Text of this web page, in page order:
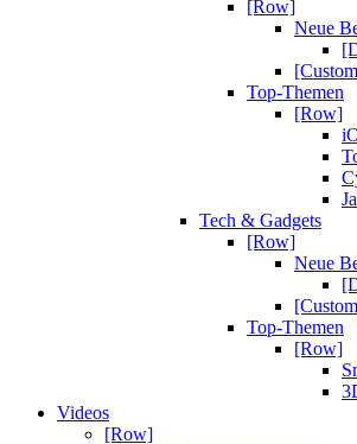
[Row]
Neue
Top-Themen
[Row]
Tech & Gadgets
[Row]
Neue
Top-Themen
[Row]
Videos
[Row]